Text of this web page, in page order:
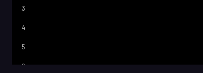
3
4
5
6